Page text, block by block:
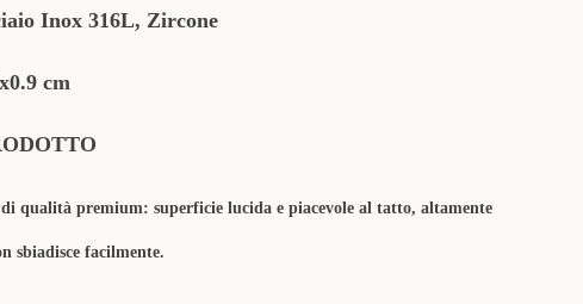
Inox 316L, Zircone
cm
qualità premium: superficie lucida e piacevole al tatto, altamente
sbiadisce facilmente.